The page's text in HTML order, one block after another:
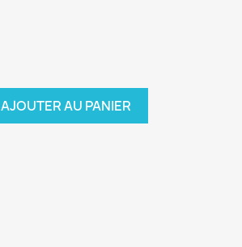
AJOUTER AU PANIER